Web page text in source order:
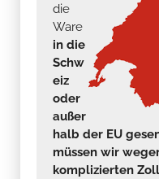
die
Ware
in die
Schw
eiz
oder
außer
halb der EU
müssen wir
komplizierten